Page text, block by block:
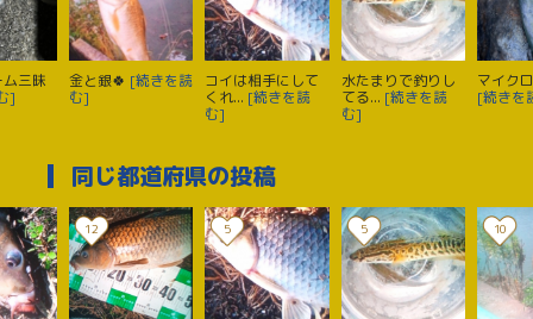
三昧
]
金と銀🍀 [続きを読
む]
コイは相手にして
くれ... [続きを読
む]
水たまりで釣りし
てる... [続きを読
む]
マイク
[続きを
同じ都道府県の投稿
12 5 5 10